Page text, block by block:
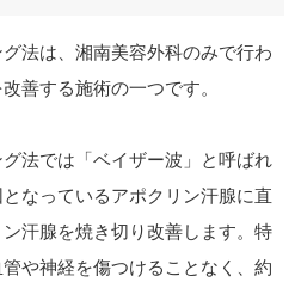
法は、湘南美容外科のみで行わ
善する施術の一つです。
法では「ベイザー波」と呼ばれ
なっているアポクリン汗腺に直
汗腺を焼き切り改善します。特
や神経を傷つけることなく、約